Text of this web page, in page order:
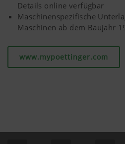
Details online verfügbar
Maschinenspezifische
Maschinen ab dem Baujahr
www.mypoettinger.com